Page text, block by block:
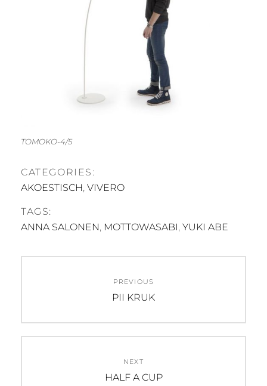
TOMOKO-4/5
CATEGORIES:
AKOESTISCH, VIVERO
TAGS:
ANNA SALONEN, MOTTOWASABI, YUKI ABE
PREVIOUS
Previous
PII KRUK
NEXT
Next
HALF A CUP